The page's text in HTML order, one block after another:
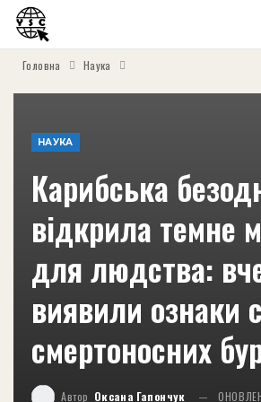
Головна Наука
НАУКА
Карибська
відкрила темне
для людства:
виявили ознаки
смертоносних
Автор Оксана Гапончук